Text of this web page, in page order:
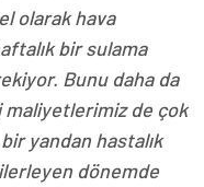
olarak hava
bir sulama
Bunu daha da
maliyetlerimiz de çok
yandan hastalık
dönemde